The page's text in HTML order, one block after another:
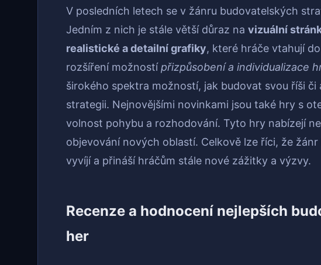
V posledních letech se v žánru budovatelských
Jedním z nich je stále větší důraz na vizuální
realistické a detailní grafiky, které hráče vtahují
rozšíření možnostípřizpůsobení a individualizace
širokého spektra možností, jak budovat svou říši
strategii. Nejnovějšími novinkami jsou také hry s
volnost pohybu a rozhodování. Tyto hry nabízejí
objevování nových oblastí. Celkově lze říci, že
vyvíjí a přináší hráčům stále nové zážitky a výzvy.
Recenze a hodnocení nejlepších
her